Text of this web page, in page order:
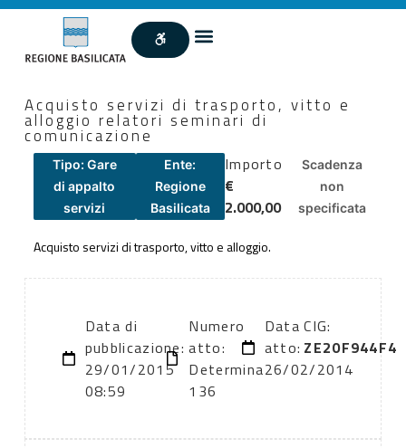
Acquisto servizi di trasporto, vitto e
alloggio relatori seminari di
comunicazione
Tipo: Gare
di appalto
servizi
Ente:
Regione
Basilicata
Importo
€
2.000,00
Scadenza
non
specificata
Acquisto servizi di trasporto, vitto e alloggio.
Data di
pubblicazione:
29/01/2015
08:59
Numero
atto:
Determina
136
Data
atto:
26/02/2014
CIG:
ZE20F944F4